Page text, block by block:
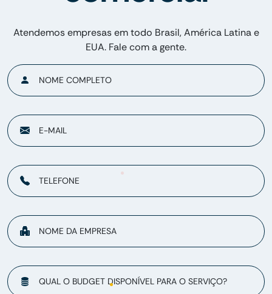
Atendemos empresas em todo Brasil, América Latina e
EUA. Fale com a gente.
NOME COMPLETO
E-MAIL
TELEFONE
NOME DA EMPRESA
QUAL O BUDGET DISPONÍVEL PARA O SERVIÇO?